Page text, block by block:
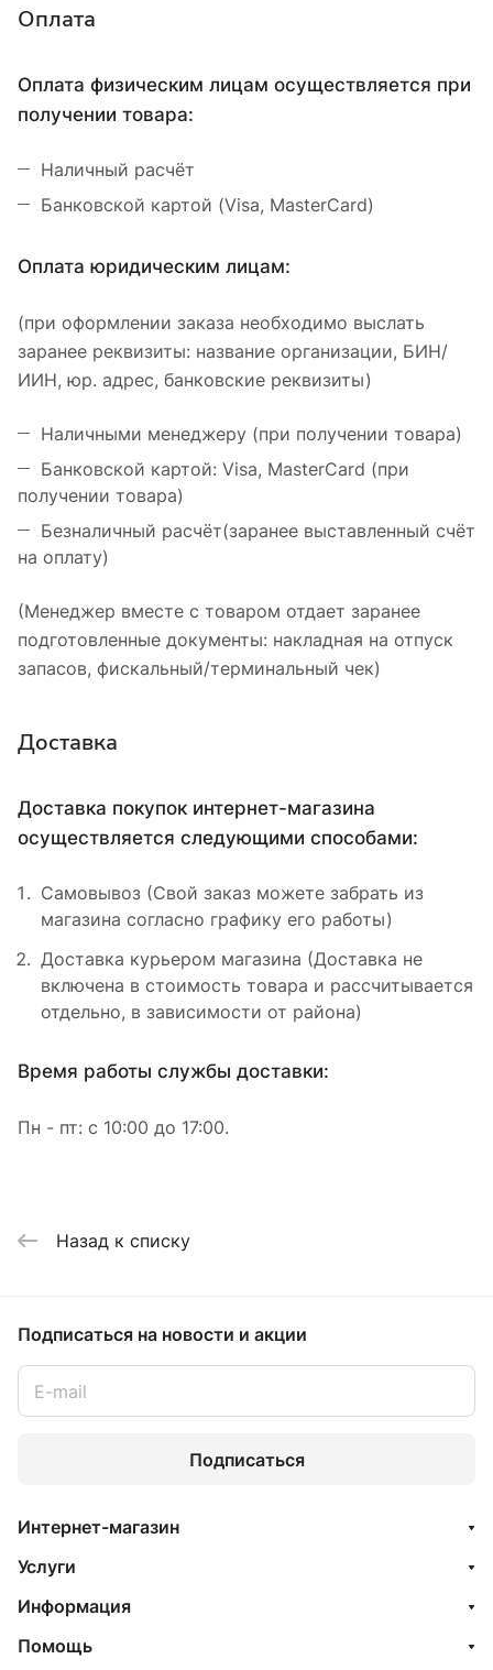
Оплата
Оплата физическим лицам осуществляется при
получении товара:
Наличный расчёт
Банковской картой (Visa, MasterCard)
Оплата юридическим лицам:
(при оформлении заказа необходимо выслать
заранее реквизиты: название организации, БИН/
ИИН, юр. адрес, банковские реквизиты)
Наличными менеджеру (при получении товара)
Банковской картой: Visa, MasterCard (при
получении товара)
Безналичный расчёт(заранее выставленный счёт
на оплату)
(Менеджер вместе с товаром отдает заранее
подготовленные документы: накладная на отпуск
запасов, фискальный/терминальный чек)
Доставка
Доставка покупок интернет-магазина
осуществляется следующими способами:
Самовывоз (Свой заказ можете забрать из
магазина согласно графику его работы)
Доставка курьером магазина (Доставка не
включена в стоимость товара и рассчитывается
отдельно, в зависимости от района)
Время работы службы доставки:
Пн - пт: с 10:00 до 17:00.
Назад к списку
Подписаться на новости и акции
Подписаться
Интернет-магазин
Услуги
Информация
Помощь